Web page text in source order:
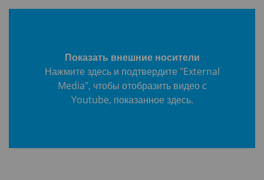
Показать внешние носители
Нажмите здесь и подтвердите "External
Media", чтобы отобразить видео с
Youtube, показанное здесь.